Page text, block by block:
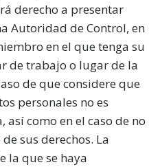
derecho a presentar
Autoridad de Control, en
en el que tenga su
de trabajo o lugar de la
de que considere que
personales no es
como en el caso de no
sus derechos. La
la que se haya